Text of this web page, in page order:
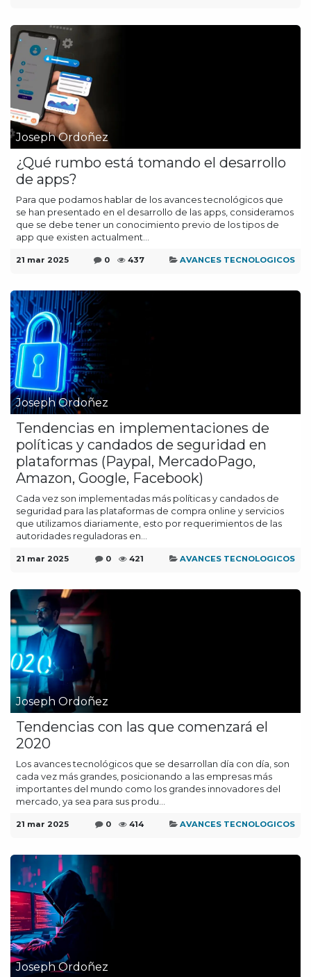
Joseph Ordoñez
¿Qué rumbo está tomando el desarrollo
de apps?
Para que podamos hablar de los avances tecnológicos que
se han presentado en el desarrollo de las apps, consideramos
que se debe tener un conocimiento previo de los tipos de
app que existen actualment...
21 mar 2025 0 437 AVANCES TECNOLOGICOS
Joseph Ordoñez
Tendencias en implementaciones de
políticas y candados de seguridad en
plataformas (Paypal, MercadoPago,
Amazon, Google, Facebook)
Cada vez son implementadas más políticas y candados de
seguridad para las plataformas de compra online y servicios
que utilizamos diariamente, esto por requerimientos de las
autoridades reguladoras en...
21 mar 2025 0 421 AVANCES TECNOLOGICOS
Joseph Ordoñez
Tendencias con las que comenzará el
2020
Los avances tecnológicos que se desarrollan día con día, son
cada vez más grandes, posicionando a las empresas más
importantes del mundo como los grandes innovadores del
mercado, ya sea para sus produ...
21 mar 2025 0 414 AVANCES TECNOLOGICOS
Joseph Ordoñez